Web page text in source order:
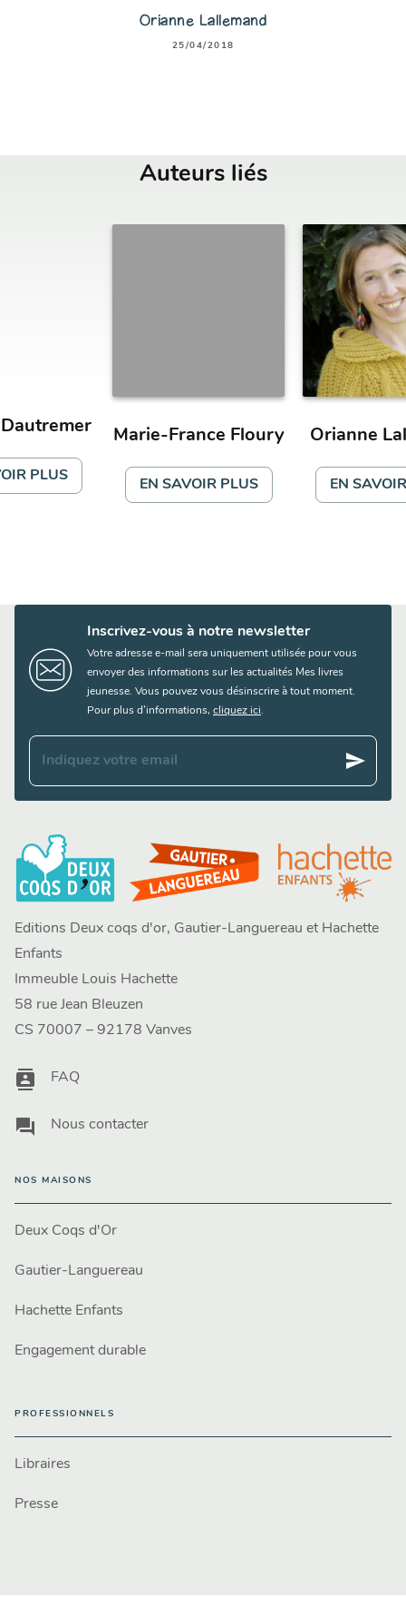
Orianne Lallemand
25/04/2018
Auteurs liés
PLUS
Marie-France Floury
EN SAVOIR PLUS
Orianne
EN
Inscrivez-vous à notre newsletter
Votre adresse e-mail sera uniquement utilisée pour vous
envoyer des informations sur les actualités Mes livres
jeunesse. Vous pouvez vous désinscrire à tout moment.
Pour plus d’informations, cliquez ici.
Indiquez votre email send
Editions Deux coqs d'or, Gautier-Languereau et Hachette
Enfants
Immeuble Louis Hachette
58 rue Jean Bleuzen
CS 70007 – 92178 Vanves
contacts FAQ
question_answer Nous contacter
NOS MAISONS
Deux Coqs d'Or
Gautier-Languereau
Hachette Enfants
Engagement durable
PROFESSIONNELS
Libraires
Presse